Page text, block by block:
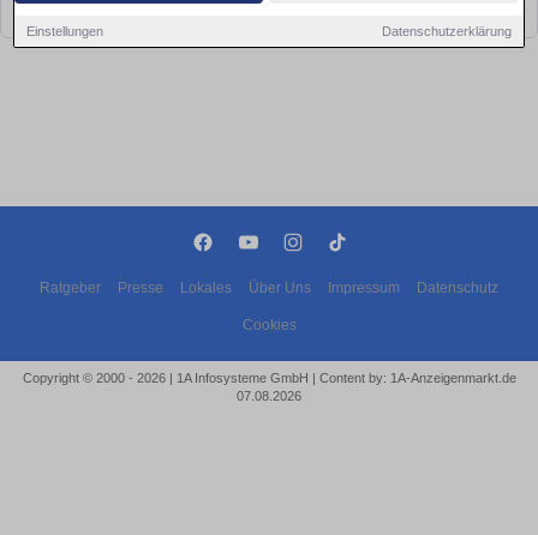
Einstellungen Datenschutzerklärung
Ratgeber Presse Lokales Über Uns Impressum Datenschutz
Cookies
Copyright © 2000 - 2026 | 1A Infosysteme GmbH | Content by: 1A-Anzeigenmarkt.de
07.08.2026